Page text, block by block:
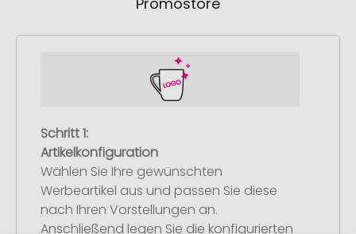
Schritt 1:
Artikelkonfiguration
Wählen Sie Ihre gewünschten
Werbeartikel aus und passen Sie diese
nach Ihren Vorstellungen an.
Anschließend legen Sie die konfigurierten